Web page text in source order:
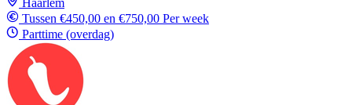
Tussen €450,00 en €750,00 Per week
Parttime (overdag)